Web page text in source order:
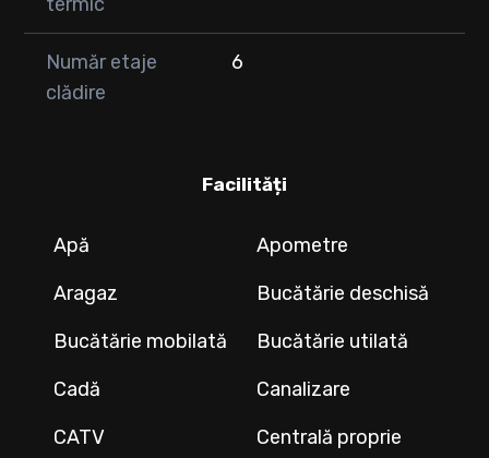
Număr etaje
clădire
6
Facilități
Apă
Apometre
Aragaz
Bucătărie deschisă
Bucătărie mobilată
Bucătărie utilată
Cadă
Canalizare
CATV
Centrală proprie